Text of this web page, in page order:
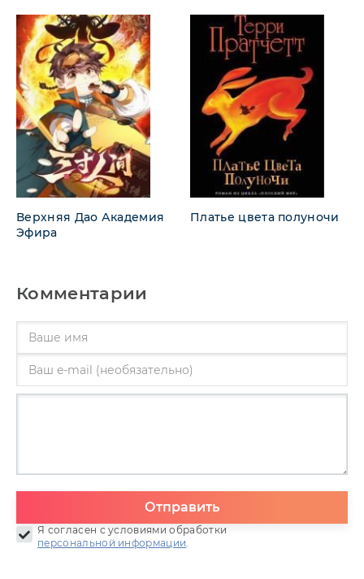
Верхняя Дао Академия
Эфира
Платье цвета полуночи
Комментарии
Отправить
Я согласен с условиями обработки
персональной информации